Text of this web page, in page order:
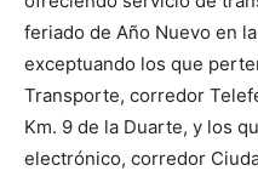
feriado de Año Nuevo en
exceptuando los que
Transporte, corredor
Km. 9 de la Duarte, y los
electrónico, corredor